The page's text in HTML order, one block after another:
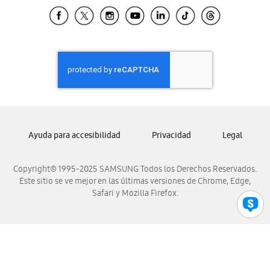
Samsung El Salvador
Samsung Honduras
Samsung Nicaragua
Samsung Panamá
Samsung Venezuela
Copyright© 1995-2025 SAMSUNG Todos los Derechos Reservados.
Este sitio se ve mejor en las últimas versiones de Chrome, Edge,
Safari y Mozilla Firefox.
Ayuda para accesibilidad Privacidad Legal